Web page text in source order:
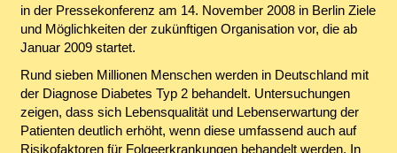
in der Pressekonferenz am 14. November 2008 in Berlin Ziele
und Möglichkeiten der zukünftigen Organisation vor, die ab
Januar 2009 startet.
Rund sieben Millionen Menschen werden in Deutschland mit
der Diagnose Diabetes Typ 2 behandelt. Untersuchungen
zeigen, dass sich Lebensqualität und Lebenserwartung der
Patienten deutlich erhöht, wenn diese umfassend auch auf
Risikofaktoren für Folgeerkrankungen behandelt werden. In